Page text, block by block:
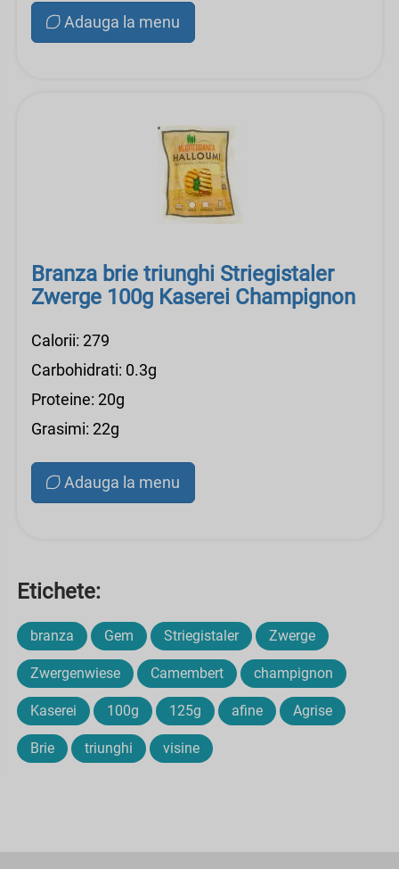
Adauga la menu
Branza brie triunghi Striegistaler
Zwerge 100g Kaserei Champignon
Calorii: 279
Carbohidrati: 0.3g
Proteine: 20g
Grasimi: 22g
Adauga la menu
Etichete:
branza Gem Striegistaler Zwerge
Zwergenwiese Camembert champignon
Kaserei 100g 125g afine Agrise
Brie triunghi visine